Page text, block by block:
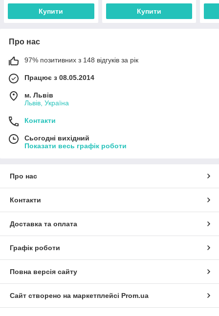
Купити Купити
Про нас
97% позитивних з 148 відгуків за рік
Працює з 08.05.2014
м. Львів
Львів, Україна
Контакти
Сьогодні вихідний
Показати весь графік роботи
Про нас
Контакти
Доставка та оплата
Графік роботи
Повна версія сайту
Сайт створено на маркетплейсі Prom.ua